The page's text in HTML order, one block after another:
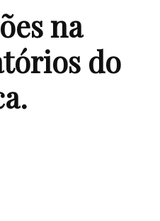
Times
na
do